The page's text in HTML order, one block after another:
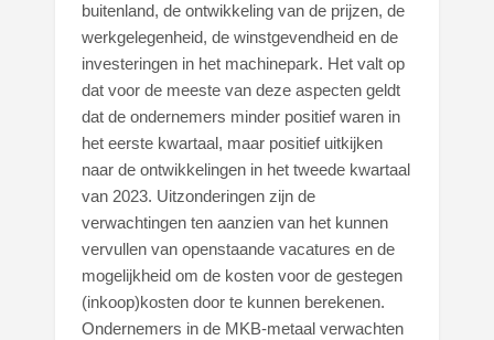
buitenland, de ontwikkeling van de prijzen, de
werkgelegenheid, de winstgevendheid en de
investeringen in het machinepark. Het valt op
dat voor de meeste van deze aspecten geldt
dat de ondernemers minder positief waren in
het eerste kwartaal, maar positief uitkijken
naar de ontwikkelingen in het tweede kwartaal
van 2023. Uitzonderingen zijn de
verwachtingen ten aanzien van het kunnen
vervullen van openstaande vacatures en de
mogelijkheid om de kosten voor de gestegen
(inkoop)kosten door te kunnen berekenen.
Ondernemers in de MKB-metaal verwachten